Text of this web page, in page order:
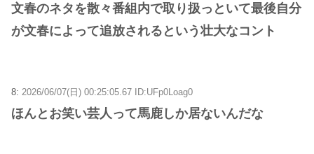
文春のネタを散々番組内で取り扱っといて最後自分
が文春によって追放されるという壮大なコント
8: 2026/06/07(日) 00:25:05.67 ID:UFp0Loag0
ほんとお笑い芸人って馬鹿しか居ないんだな